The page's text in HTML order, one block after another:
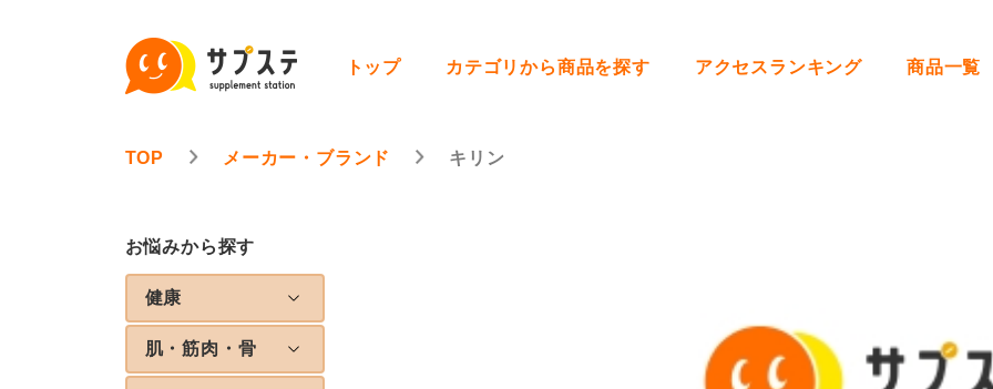
トップ カテゴリから商品を探す アクセスランキング 商品一覧
TOP メーカー・ブランド キリン
お悩みから探す
健康
肌・筋肉・骨